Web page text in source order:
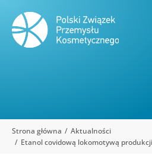
Jesteś tutaj:
Strona główna
Aktualności
Etanol covidową lokomotywą